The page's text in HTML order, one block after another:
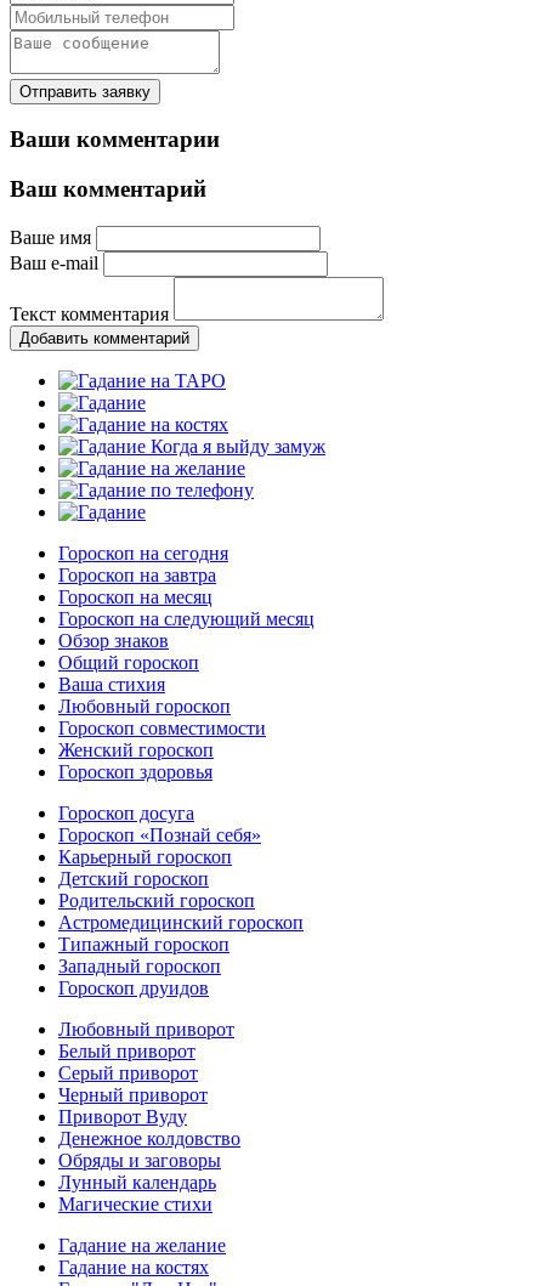
Отправить заявку
Ваши комментарии
Ваш комментарий
Ваше имя
Ваш e-mail
Текст комментария
Добавить комментарий
Гороскоп на сегодня
Гороскоп на завтра
Гороскоп на месяц
Гороскоп на следующий месяц
Обзор знаков
Общий гороскоп
Ваша стихия
Любовный гороскоп
Гороскоп совместимости
Женский гороскоп
Гороскоп здоровья
Гороскоп досуга
Гороскоп «Познай себя»
Карьерный гороскоп
Детский гороскоп
Родительский гороскоп
Астромедицинский гороскоп
Типажный гороскоп
Западный гороскоп
Гороскоп друидов
Любовный приворот
Белый приворот
Серый приворот
Черный приворот
Приворот Вуду
Денежное колдовство
Обряды и заговоры
Лунный календарь
Магические стихи
Гадание на желание
Гадание на костях